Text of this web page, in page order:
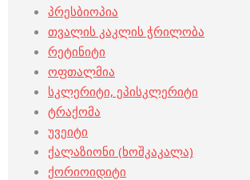
პრესბიოპია
თვალის კაკლის ჭრილობა
რეტინიტი
ოფთალმია
სკლერიტი, ეპისკლერიტი
ტრაქომა
უვეიტი
ქალაზიონი (ხოშკაკალა)
ქორიოიდიტი